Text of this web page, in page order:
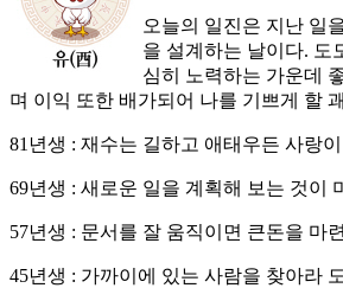
오늘의 일진은 지난 일
을 설계하는 날이다. 도
심히 노력하는 가운데
며 이익 또한 배가되어 나를 기쁘게 할
81년생 : 재수는 길하고 애태우든 사랑
69년생 : 새로운 일을 계획해 보는 것이
57년생 : 문서를 잘 움직이면 큰돈을 마
45년생 : 가까이에 있는 사람을 찾아라